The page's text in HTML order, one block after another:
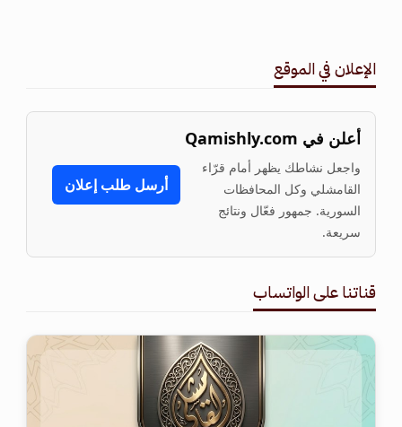
الإعلان في الموقع
أعلن في Qamishly.com
واجعل نشاطك يظهر أمام قرّاء
القامشلي وكل المحافظات
السورية. جمهور فعّال ونتائج
سريعة.
أرسل طلب إعلان
قناتنا على الواتساب